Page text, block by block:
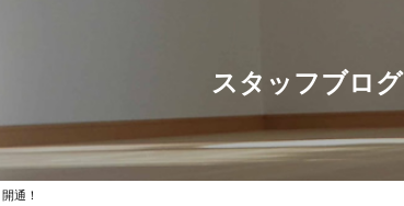
スタッフブログ
通！